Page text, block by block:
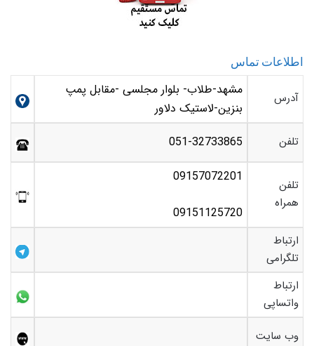
اطلاعات تماس
آدرس
مشهد-طلاب- بلوار مجلسی -مقابل پمپ
بنزین-لاستیک دلاور
تلفن 051-32733865
تلفن
همراه
09157072201
09151125720
ارتباط
تلگرامی
ارتباط
واتساپی
وب سایت